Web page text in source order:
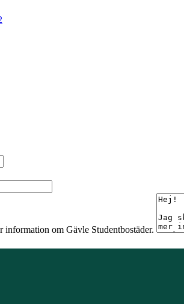
om Gävle Studentbostäder.